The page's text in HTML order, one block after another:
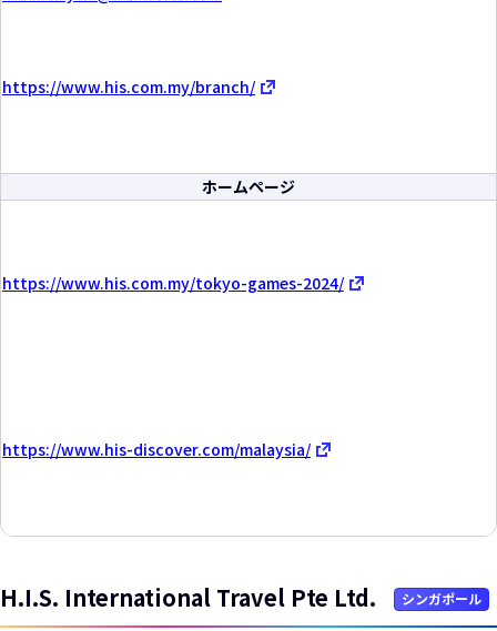
https://www.his.com.my/branch/
ホームページ
https://www.his.com.my/tokyo-games-2024/
https://www.his-discover.com/malaysia/
H.I.S. International Travel Pte Ltd. シンガポール